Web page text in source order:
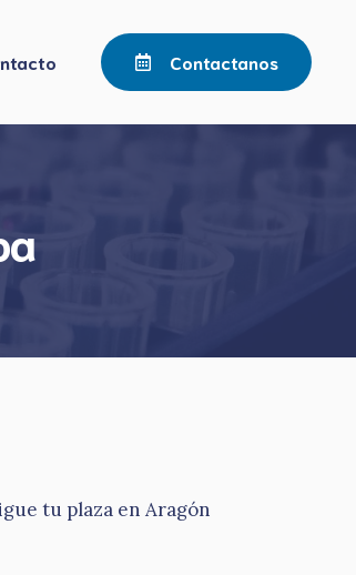
Contactanos
tu plaza en Aragón